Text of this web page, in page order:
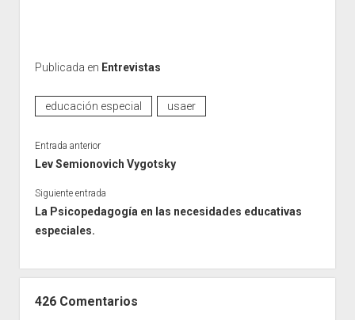
Publicada en Entrevistas
educación especial usaer
Entrada anterior
Lev Semionovich Vygotsky
Siguiente entrada
La Psicopedagogía en las necesidades educativas
especiales.
426 Comentarios